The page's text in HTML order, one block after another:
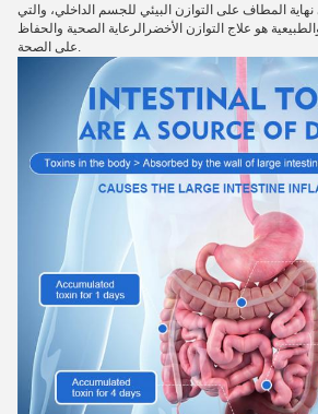
المطاف على التوازن البيئي للجسم الداخلي، والتي
هو علاج التوازن الأخضرالرعاية الصحية والحفاظ
على الصحة.